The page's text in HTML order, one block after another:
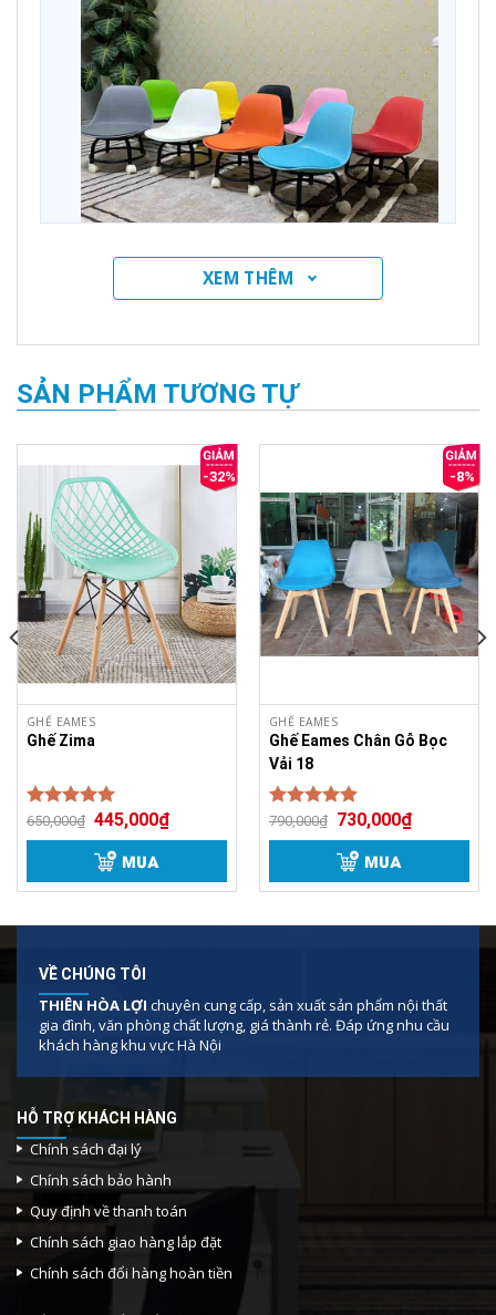
Ghế Đôn nhựa Klarup chân xoay
Ghế Đôn nhựa Klarup chân xoay
Ghế Đôn nhựa Klarup chân xoay
Tính năng Ghế Đôn nhựa Klarup chân xoay
GX7967
Ghế có kiểu dáng lạ mắt với thiết kế bo
tròn ở phần lưng ghế tạo nên độ mềm
mại, nhẹ nhàng. Uyển chuyển, khiến
không gian quán trở nên hài hòa và cuốn
hút hơn.Vừa cổ điển vừa sang trọng
Với thiết kế vừa cổ điển vừa sang trọng.
XEM THÊM
SẢN PHẨM TƯƠNG TỰ
-32%
GHẾ EAMES
Ghế Zima
Được xếp
hạng5.00
650,000₫ 445,000₫
MUA
-8%
GHẾ EAMES
Ghế Eames Chân Gỗ Bọc
Vải 18
Được xếp
hạng5.00
790,000₫ 730,000₫
MUA
VỀ CHÚNG TÔI
THIÊN HÒA LỢI chuyên cung cấp, sản xuất sản phẩm nội thất
gia đình, văn phòng chất lượng, giá thành rẻ. Đáp ứng nhu cầu
khách hàng khu vực Hà Nội
HỖ TRỢ KHÁCH HÀNG
Chính sách đại lý
Chính sách bảo hành
Quy định về thanh toán
Chính sách giao hàng lắp đặt
Chính sách đổi hàng hoàn tiền